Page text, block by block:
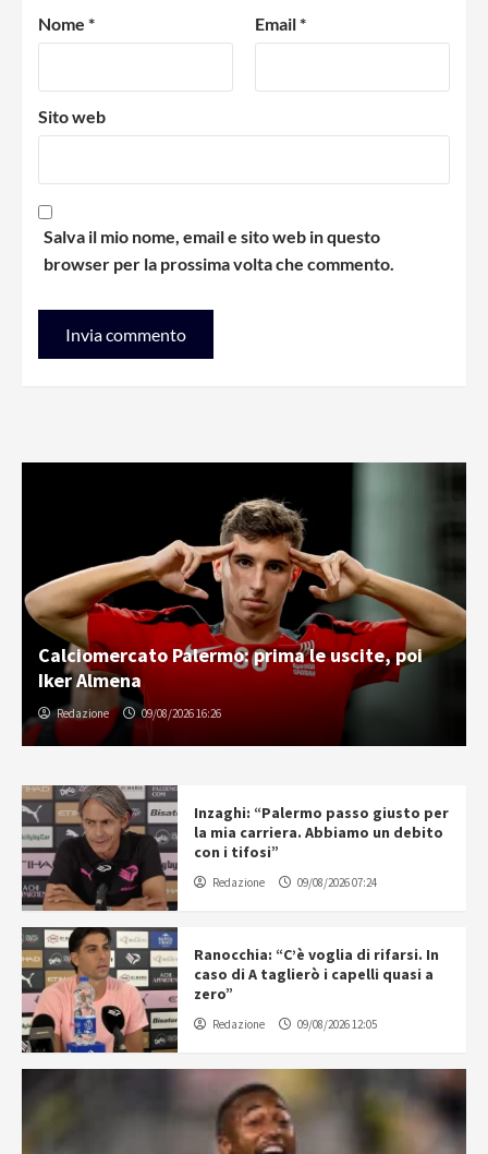
Nome * Email*
Sito web
Salva il mio nome, email e sito web in questo
browser per la prossima volta che commento.
Calciomercato Palermo: prima le uscite, poi
Iker Almena
Redazione 09/08/2026 16:26
Inzaghi: “Palermo passo giusto per
la mia carriera. Abbiamo un debito
con i tifosi”
Redazione 09/08/2026 07:24
Ranocchia: “C’è voglia di rifarsi. In
caso di A taglierò i capelli quasi a
zero”
Redazione 09/08/2026 12:05